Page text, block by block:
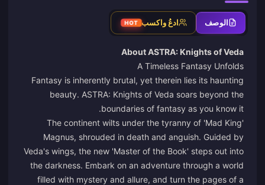
الوصف ادعُ واكسب HOT
About ASTRA: Knights of Veda
A Timeless Fantasy Unfolds
Fantasy is inherently brutal, yet therein lies its haunting
beauty. ASTRA: Knights of Veda soars beyond the
boundaries of fantasy as you know it.
The continent wilts under the tyranny of 'Mad King'
Magnus, shrouded in death and anguish. Guided by
Veda's wings, the new 'Master of the Book' steps out into
the darkness. Embark on an adventure through a world
filled with mystery and allure, and turn the pages of a